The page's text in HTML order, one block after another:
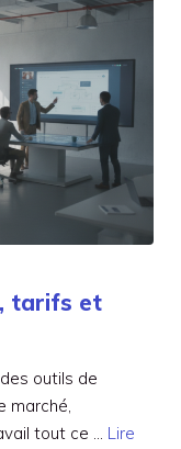
tarifs et
outils de
marché,
tout ce … Lire